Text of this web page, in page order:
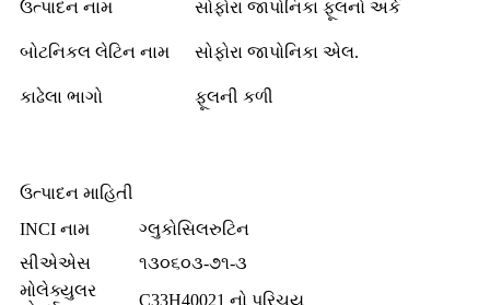
ઉત્પાદન નામ સોફોરા જાપોનિકા ફૂલનો અર્ક
બોટનિકલ લેટિન નામ સોફોરા જાપોનિકા એલ.
કાઢેલા ભાગો ફૂલની કળી
ઉત્પાદન માહિતી
INCI નામ
ગ્લુકોસિલરુટિન
સીએએસ
૧૩૦૬૦૩-૭૧-૩
મોલેક્યુલર
C33H40021 નો પરિચય